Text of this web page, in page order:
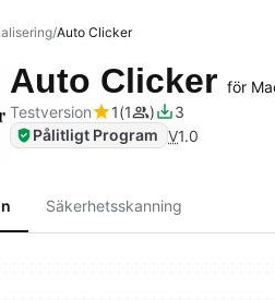
Auto Clicker
Auto Clicker för
Testversion
1 1
3
Pålitligt Program V1.0
Säkerhetsskanning